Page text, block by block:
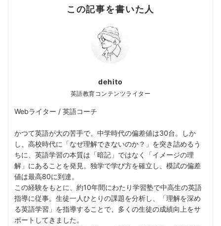
この記事を書いた人
dehito
英語教育コンテンツライター
Webライター / 英語コーチ
かつて英語が大の苦手で、中学時代の偏差値は30台。しか
し、高校時代に「なぜ理解できないのか？」を突き詰めるう
ちに、英語学習の本質は「暗記」ではなく「イメージの理
解」にあることを発見。独学で学び方を確立し、模試の偏差
値は最高80に到達。
この経験をもとに、約10年間にわたり学習塾で中高生の英語
指導に従事。生徒一人ひとりの課題を分析し、「理解を深め
る英語学習」を指導することで、多くの生徒の成績向上をサ
ポートしてきました。